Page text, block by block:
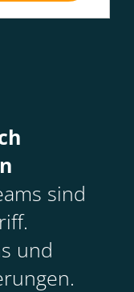
sind
und